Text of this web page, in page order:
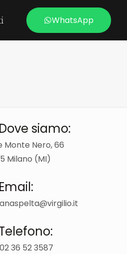
WhatsApp
siamo:
Monte Nero, 66
Milano (MI)
36 52 3587